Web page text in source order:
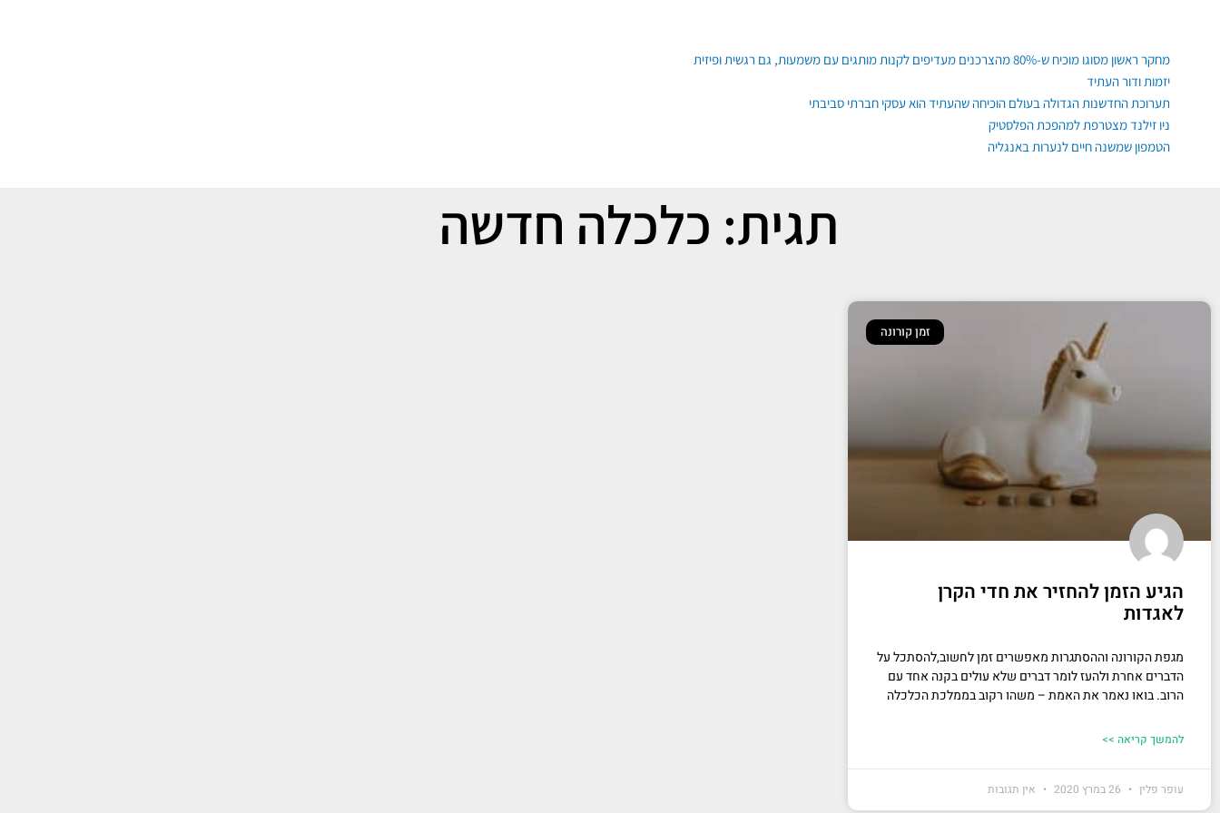
מחקר ראשון מסוגו מוכיח ש-80% מהצרכנים מעדיפים לקנות מותגים עם משמעות, גם רגשית ופיזית
יזמות ודור העתיד
תערוכת החדשנות הגדולה בעולם הוכיחה שהעתיד הוא עסקי חברתי סביבתי
ניו זילנד מצטרפת למהפכת הפלסטיק
הטמפון שמשנה חיים לנערות באנגליה
תגית: כלכלה חדשה
זמן קורונה
הגיע הזמן להחזיר את חדי הקרן
לאגדות
מגפת הקורונה וההסתגרות מאפשרים זמן לחשוב,להסתכל על
הדברים אחרת ולהעז לומר דברים שלא עולים בקנה אחד עם
הרוב. בואו נאמר את האמת – משהו רקוב בממלכת הכלכלה
להמשך קריאה >>
עופר פלין אין תגובות